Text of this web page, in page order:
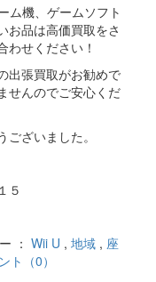
ム機、ゲームソフト
お品は高価買取をさ
わせください！
出張買取がお勧めで
せんのでご安心くだ
ざいました。
５
： Wii U , 地域 , 座
ト（0）